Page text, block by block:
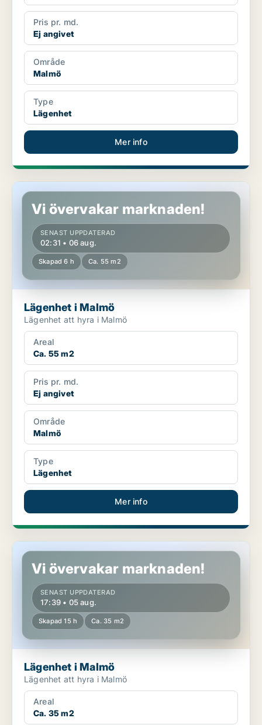
Pris pr. md.
Ej angivet
Område
Malmö
Type
Lägenhet
Mer info
Lägenhet i Malmö
Vi övervakar marknaden!
SENAST UPPDATERAD
02:31 • 06 aug.
Skapad 6 h Ca. 55 m2
Lägenhet i Malmö
Lägenhet att hyra i Malmö
Areal
Ca. 55 m2
Pris pr. md.
Ej angivet
Område
Malmö
Type
Lägenhet
Mer info
Lägenhet i Malmö
Vi övervakar marknaden!
SENAST UPPDATERAD
17:39 • 05 aug.
Skapad 15 h Ca. 35 m2
Lägenhet i Malmö
Lägenhet att hyra i Malmö
Areal
Ca. 35 m2